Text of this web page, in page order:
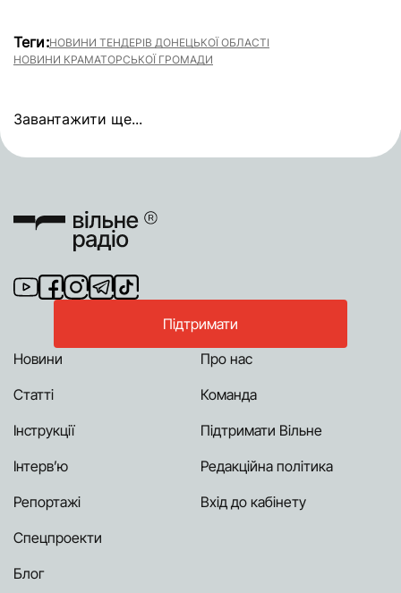
Теги:НОВИНИ ТЕНДЕРІВ ДОНЕЦЬКОЇ ОБЛАСТІ
НОВИНИ КРАМАТОРСЬКОЇ ГРОМАДИ
Завантажити ще...
Підтримати
Новини
Статті
Інструкції
Інтерв’ю
Репортажі
Спецпроекти
Блог
Про нас
Команда
Підтримати Вільне
Редакційна політика
Вхід до кабінету